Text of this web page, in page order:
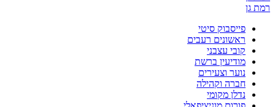
פייסבוק סיטי
ראשונים רעבים
קובי עצבני
מודיעין ברשת
נוער וצעירים
חברה וקהילה
נדלן מקומי